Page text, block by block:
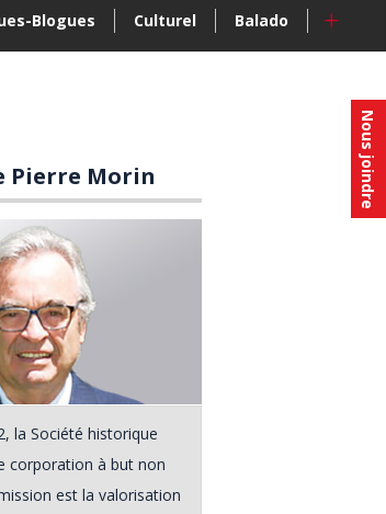
Nous joindre
Blogues Culturel Balado +
Pierre Morin
la Société historique
corporation à but non
est la valorisation